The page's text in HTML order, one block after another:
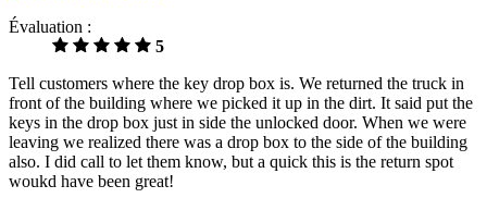
Évaluation :
5
Tell customers where the key drop box is. We returned the truck in
front of the building where we picked it up in the dirt. It said put the
keys in the drop box just in side the unlocked door. When we were
leaving we realized there was a drop box to the side of the building
also. I did call to let them know, but a quick this is the return spot
woukd have been great!